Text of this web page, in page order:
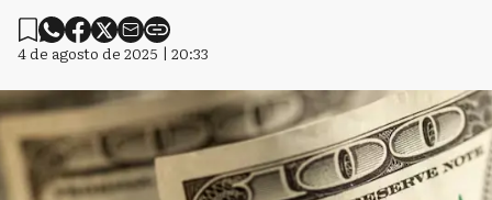
4 de agosto de 2025 | 20:33